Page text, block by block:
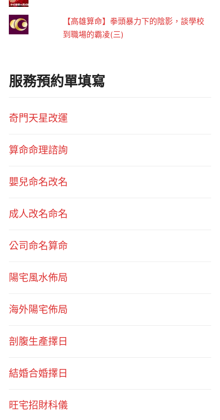
【高雄算命】拳頭暴力下的陰影，談學校
到職場的霸凌(三)
服務預約單填寫
奇門天星改運
算命命理諮詢
嬰兒命名改名
成人改名命名
公司命名算命
陽宅風水佈局
海外陽宅佈局
剖腹生產擇日
結婚合婚擇日
旺宅招財科儀